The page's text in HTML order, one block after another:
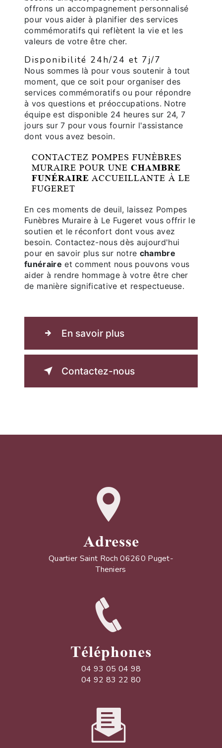
offrons un accompagnement personnalisé
pour vous aider à planifier des services
commémoratifs qui reflètent la vie et les
valeurs de votre être cher.
Disponibilité 24h/24 et 7j/7
Nous sommes là pour vous soutenir à tout
moment, que ce soit pour organiser des
services commémoratifs ou pour répondre
à vos questions et préoccupations. Notre
équipe est disponible 24 heures sur 24, 7
jours sur 7 pour vous fournir l'assistance
dont vous avez besoin.
CONTACTEZ POMPES FUNÈBRES
MURAIRE POUR UNE CHAMBRE
FUNÉRAIRE ACCUEILLANTE À LE
FUGERET
En ces moments de deuil, laissez Pompes
Funèbres Muraire à Le Fugeret vous offrir le
soutien et le réconfort dont vous avez
besoin. Contactez-nous dès aujourd'hui
pour en savoir plus sur notre chambre
funéraire et comment nous pouvons vous
aider à rendre hommage à votre être cher
de manière significative et respectueuse.
En savoir plus
Contactez-nous
Adresse
Quartier Saint Roch 06260 Puget-
Theniers
Téléphones
04 93 05 04 98
04 92 83 22 80